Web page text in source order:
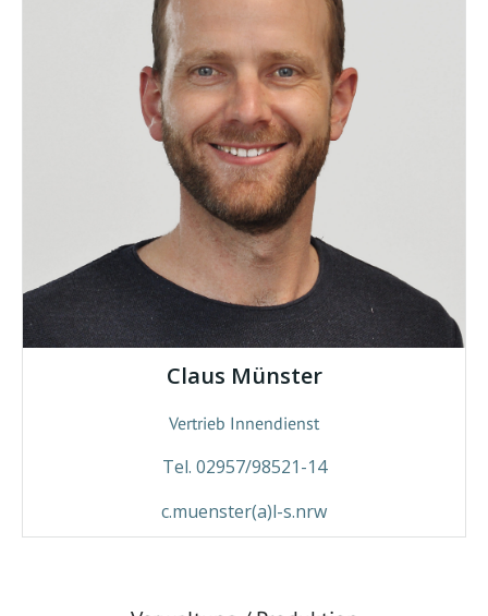
Claus Münster
Vertrieb Innendienst
Tel. 02957/98521-14
c.muenster(a)l-s.nrw